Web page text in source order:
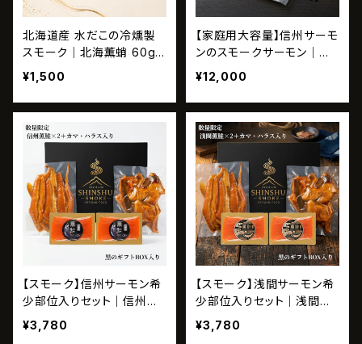
北海道産 水だこの冷燻製
スモーク｜北海薫蛸 60g
【数量限定】
¥1,500
【家庭用大容量】信州サーモ
ンのスモークサーモン｜信
州薫鮭 500g
¥12,000
【スモーク】信州サーモン希
少部位入りセット｜信州薫
鮭 一尾の旨みセット
¥3,780
【スモーク】浅間サーモン希
少部位入りセット｜浅間薫
鮭 一尾の旨みセット
¥3,780